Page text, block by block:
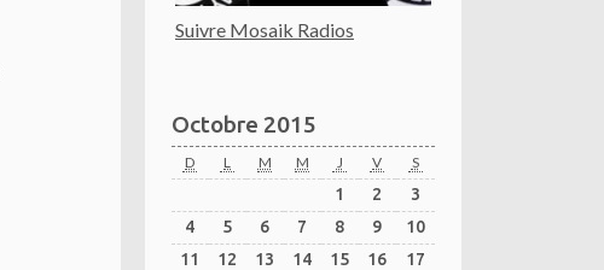
Suivre Mosaik Radios
Octobre 2015
D L M M J V S
1 2
3
4
5 6 7 8 9
10
11
12 13 14 15 16
17